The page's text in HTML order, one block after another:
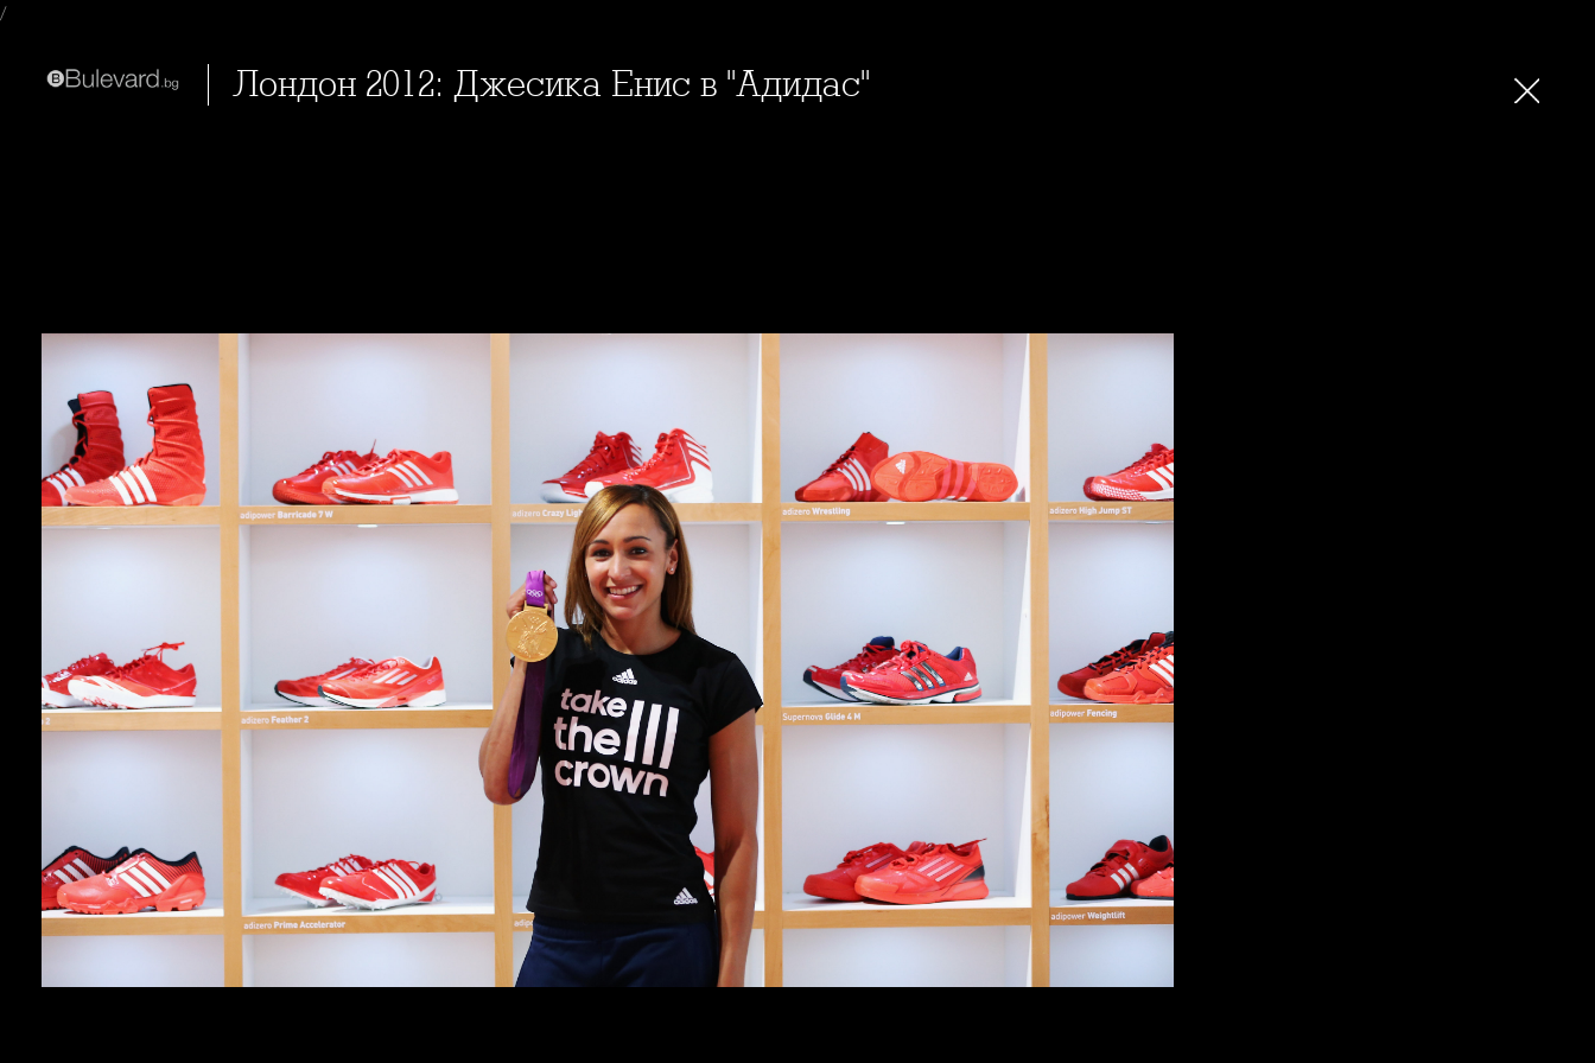
/
Лондон 2012: Джесика Енис в "Адидас"